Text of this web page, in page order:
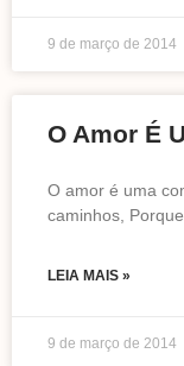
9 de março de 2014
O Amor É
O amor é uma
caminhos,
LEIA MAIS »
9 de março de 2014